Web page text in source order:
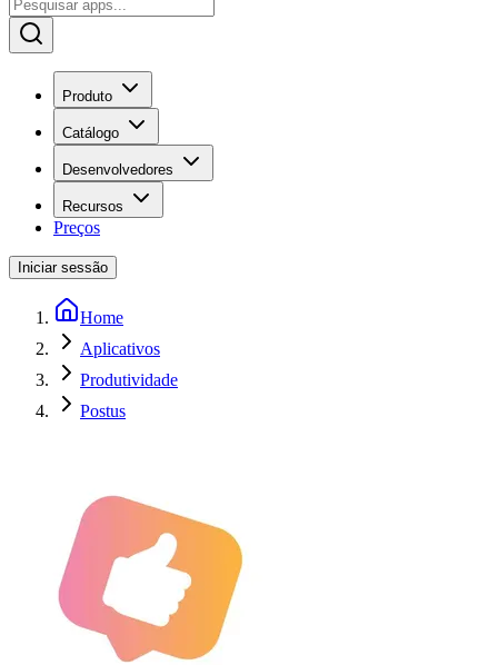
Produto
Catálogo
Desenvolvedores
Recursos
Preços
Iniciar sessão
Home
Aplicativos
Produtividade
Postus